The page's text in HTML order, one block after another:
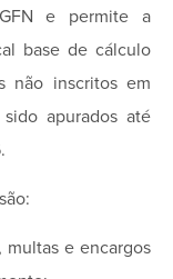
e permite a
base de cálculo
não inscritos em
apurados até
e encargos